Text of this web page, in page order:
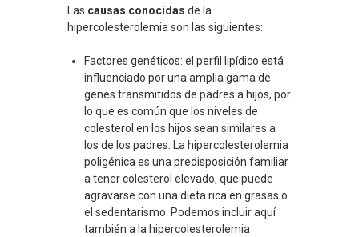
Las causas conocidas de la
hipercolesterolemia son las siguientes:
Factores genéticos: el perfil lipídico está
influenciado por una amplia gama de
genes transmitidos de padres a hijos, por
lo que es común que los niveles de
colesterol en los hijos sean similares a
los de los padres. La hipercolesterolemia
poligénica es una predisposición familiar
a tener colesterol elevado, que puede
agravarse con una dieta rica en grasas o
el sedentarismo. Podemos incluir aquí
también a la hipercolesterolemia